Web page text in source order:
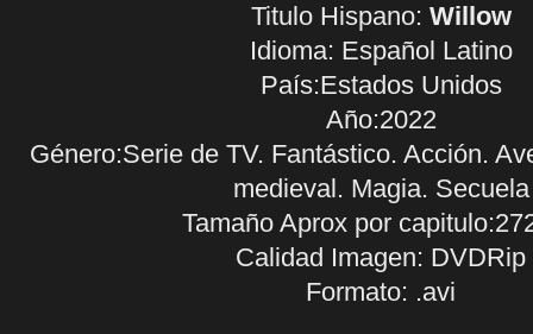
Titulo Hispano: Willow
Idioma: Español Latino
País:Estados Unidos
Año:2022
Género:Serie de TV. Fantástico. Acción.
medieval. Magia. Secuela
Tamaño Aprox por
Calidad Imagen: DVDRip
Formato: .avi